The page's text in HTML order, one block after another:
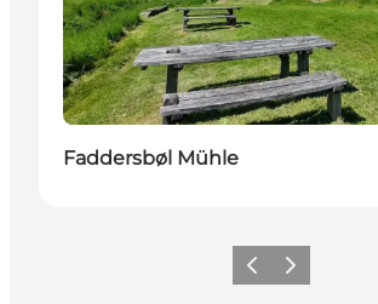
Faddersbøl Mühle
ZurückWeiter